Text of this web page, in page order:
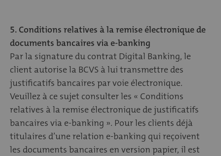
5. Conditions relatives à la remise électronique de
documents bancaires via e-banking
Par la signature du contrat Digital Banking, le
client autorise la BCVS à lui transmettre des
justificatifs bancaires par voie électronique.
Veuillez à ce sujet consulter les « Conditions
relatives à la remise électronique de justificatifs
bancaires via e-banking ». Pour les clients déjà
titulaires d’une relation e-banking qui reçoivent
les documents bancaires en version papier, il est